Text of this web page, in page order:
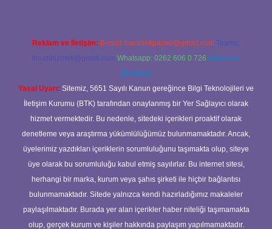
Reklam ve İletişim: E-mail: backlinkpaneli@gmail.com Teams:
forumhizmeti@gmail.com Whatsapp: 0262 606 0 726 Telegram:
@karabul
Yasal Uyarı: Sitemiz, 5651 Sayılı Kanun gereğince Bilgi Teknolojileri ve
İletişim Kurumu (BTK) tarafından onaylanmış bir Yer Sağlayıcı olarak
hizmet vermektedir. Bu nedenle, sitedeki içerikleri proaktif olarak
denetleme veya araştırma yükümlülüğümüz bulunmamaktadır. Ancak,
üyelerimiz yazdıkları içeriklerin sorumluluğunu taşımakta olup, siteye
üye olarak bu sorumluluğu kabul etmiş sayılırlar. Bu internet sitesi,
herhangi bir marka, kurum veya şahıs şirketi ile hiçbir bağlantısı
bulunmamaktadır. Sitede yalnızca kendi hazırladığımız makaleler
paylaşılmaktadır. Burada yer alan içerikler haber niteliği taşımamakta
olup, gerçek kurum ve kişiler hakkında paylaşım yapılmamaktadır.